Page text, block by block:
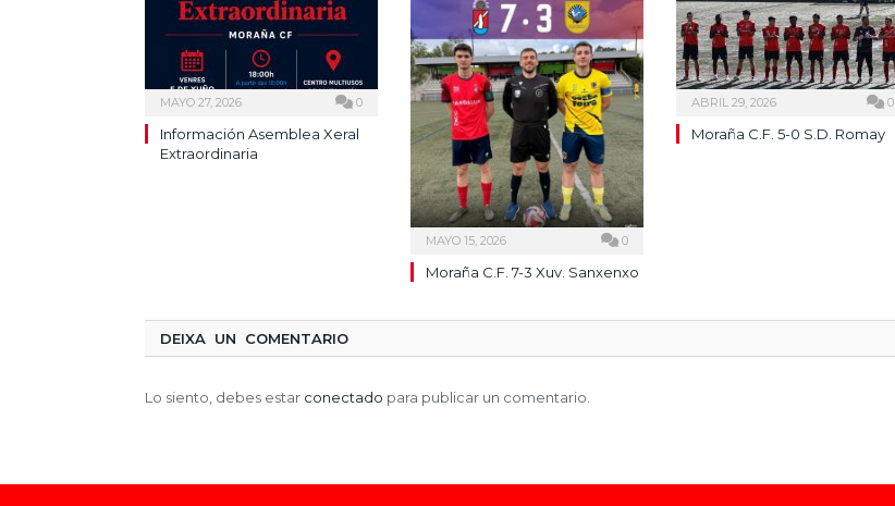
MAYO 27, 2026 0
Información Asemblea Xeral
Extraordinaria
MAYO 15, 2026 0
Moraña C.F. 7-3 Xuv. Sanxenxo
ABRIL 29, 2026 0
Moraña C.F. 5-0 S.D. Romay
DEIXA UN COMENTARIO
Lo siento, debes estar conectado para publicar un comentario.